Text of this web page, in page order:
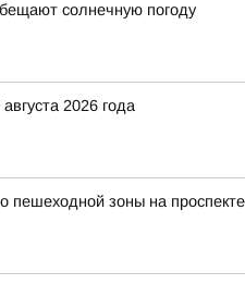
солнечную погоду
2026 года
пешеходной зоны на